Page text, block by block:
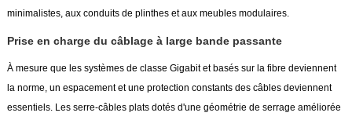
minimalistes, aux conduits de plinthes et aux meubles modulaires.
Prise en charge du câblage à large bande passante
À mesure que les systèmes de classe Gigabit et basés sur la fibre deviennent
la norme, un espacement et une protection constants des câbles deviennent
essentiels. Les serre-câbles plats dotés d'une géométrie de serrage améliorée